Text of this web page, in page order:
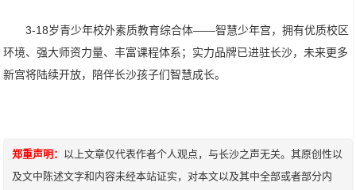
3-18岁青少年校外素质教育综合体——智慧少年宫，拥有优质校区
环境、强大师资力量、丰富课程体系；实力品牌已进驻长沙，未来更多
新宫将陆续开放，陪伴长沙孩子们智慧成长。
郑重声明： 以上文章仅代表作者个人观点，与长沙之声无关。其原创性以
及文中陈述文字和内容未经本站证实，对本文以及其中全部或者部分内